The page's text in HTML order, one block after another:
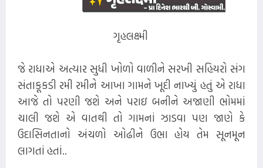
ગૃહલક્ષ્મી
જે રાધાએ અત્યાર સુધી ખોળો વાળીને સરખી સહિયરો સંગ
સંતાકૂકડી રમી રમીને આખા ગામને ખૂદી નાખ્યું હતું એ રાધા
આજે તો પરણી જશે અને પરાઇ બનીને અજાણી ભોમમાં
ચાલી જશે એ વાતથી તો ગામનાં ઝાડવા પણ જાણે કે
ઉદાસિનતાનો અંચળો ઓઢીને ઉભા હોય તેમ સૂનમૂન
લાગતાં હતાં..